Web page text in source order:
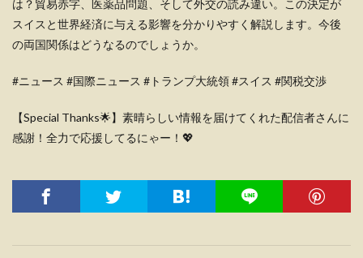
は？貿易赤字、医薬品問題、そして外交の読み違い。この決定が
スイスと世界経済に与える影響を分かりやすく解説します。今後
の両国関係はどうなるのでしょうか。
#ニュース #国際ニュース #トランプ大統領 #スイス #関税交渉
【Special Thanks🌟】素晴らしい情報を届けてくれた配信者さんに
感謝！全力で応援してるにゃー！💖